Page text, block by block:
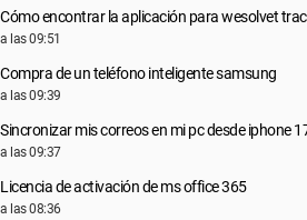
Cómo encontrar la aplicación para wesolvet
a las 09:51
Compra de un teléfono inteligente samsung
a las 09:39
Sincronizar mis correos en mi pc desde iphone
a las 09:37
Licencia de activación de ms office 365
a las 08:36